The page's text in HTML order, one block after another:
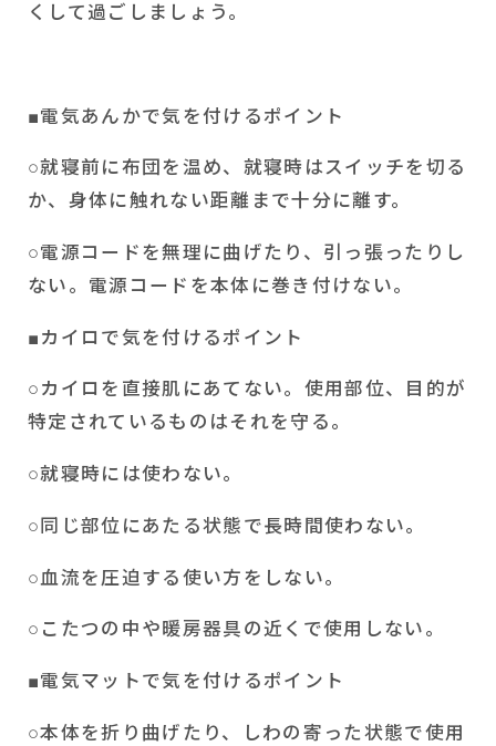
くして過ごしましょう。
■電気あんかで気を付けるポイント
○就寝前に布団を温め、就寝時はスイッチを切る
か、身体に触れない距離まで十分に離す。
○電源コードを無理に曲げたり、引っ張ったりし
ない。電源コードを本体に巻き付けない。
■カイロで気を付けるポイント
○カイロを直接肌にあてない。使用部位、目的が
特定されているものはそれを守る。
○就寝時には使わない。
○同じ部位にあたる状態で長時間使わない。
○血流を圧迫する使い方をしない。
○こたつの中や暖房器具の近くで使用しない。
■電気マットで気を付けるポイント
○本体を折り曲げたり、しわの寄った状態で使用